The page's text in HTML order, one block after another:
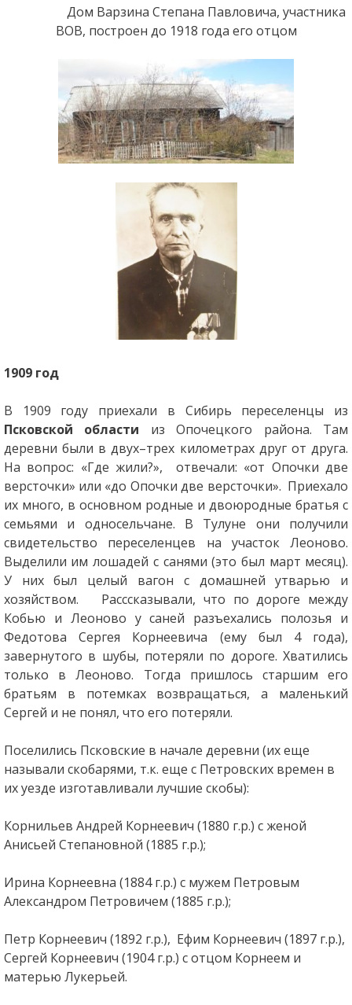
Дом Варзина Степана Павловича, участника
ВОВ, построен до 1918 года его отцом
1909 год
В 1909 году приехали в Сибирь переселенцы из
Псковской области из Опочецкого района. Там
деревни были в двух–трех километрах друг от друга.
На вопрос: «Где жили?», отвечали: «от Опочки две
версточки» или «до Опочки две версточки». Приехало
их много, в основном родные и двоюродные братья с
семьями и односельчане. В Тулуне они получили
свидетельство переселенцев на участок Леоново.
Выделили им лошадей с санями (это был март месяц).
У них был целый вагон с домашней утварью и
хозяйством. Расссказывали, что по дороге между
Кобью и Леоново у саней разъехались полозья и
Федотова Сергея Корнеевича (ему был 4 года),
завернутого в шубы, потеряли по дороге. Хватились
только в Леоново. Тогда пришлось старшим его
братьям в потемках возвращаться, а маленький
Сергей и не понял, что его потеряли.
Поселились Псковские в начале деревни (их еще
называли скобарями, т.к. еще с Петровских времен в
их уезде изготавливали лучшие скобы):
Корнильев Андрей Корнеевич (1880 г.р.) с женой
Анисьей Степановной (1885 г.р.);
Ирина Корнеевна (1884 г.р.) с мужем Петровым
Александром Петровичем (1885 г.р.);
Петр Корнеевич (1892 г.р.), Ефим Корнеевич (1897 г.р.),
Сергей Корнеевич (1904 г.р.) с отцом Корнеем и
матерью Лукерьей.